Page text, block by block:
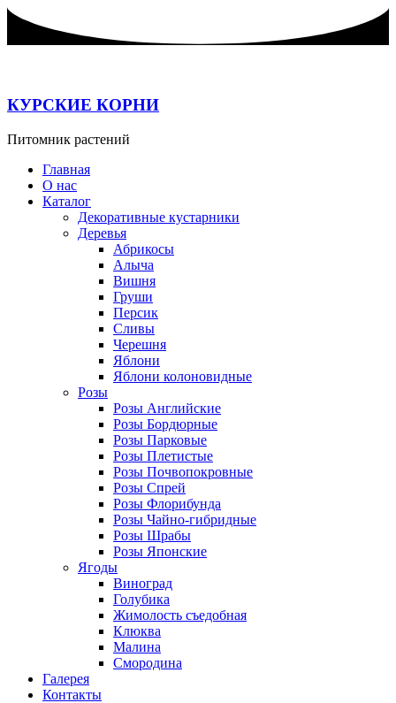
Перейти
содержимому
КУРСКИЕ КОРНИ
Питомник растений
Главная
О нас
Каталог
Декоративные кустарники
Деревья
Абрикосы
Алыча
Вишня
Груши
Персик
Сливы
Черешня
Яблони
Яблони колоновидные
Розы
Розы Английские
Розы Бордюрные
Розы Парковые
Розы Плетистые
Розы Почвопокровные
Розы Спрей
Розы Флорибунда
Розы Чайно-гибридные
Розы Шрабы
Розы Японские
Ягоды
Виноград
Голубика
Жимолость съедобная
Клюква
Малина
Смородина
Галерея
Контакты